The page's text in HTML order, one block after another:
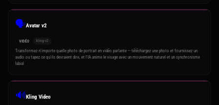
🗣️Avatar v2
VIDÉO kling-v2
Transformez n'importe quelle photo de portrait en vidéo parlante — téléchargez une photo et fournissez un
audio ou tapez ce qu'ils devraient dire, et l'IA anime le visage avec un mouvement naturel et un synchronisme
labial
🔊Kling Video